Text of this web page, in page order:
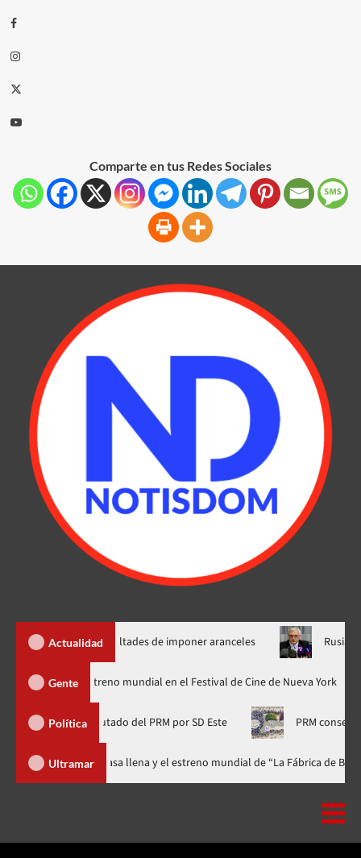
Comparte en tus Redes Sociales
Actualidad
nuevas facultades de imponer aranceles Rusia condiciona
Gente
Minus Zero» tendrá su estreno mundial en el Festival de Cine de
Política
diputado del PRM por SD Este PRM conserva el
Ultramar
celebra 15 años con una gala a casa llena y el estreno mundial de “La